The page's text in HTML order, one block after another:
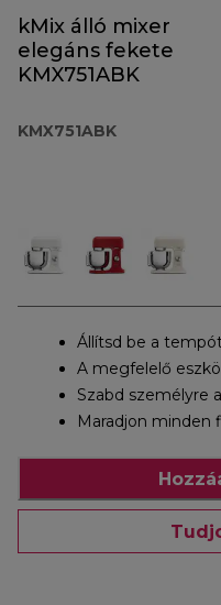
kMix álló mixer
elegáns fekete
KMX751ABK
KMX751ABK
Állítsd be a
A megfelelő
Szabd személyre
Maradjon minden